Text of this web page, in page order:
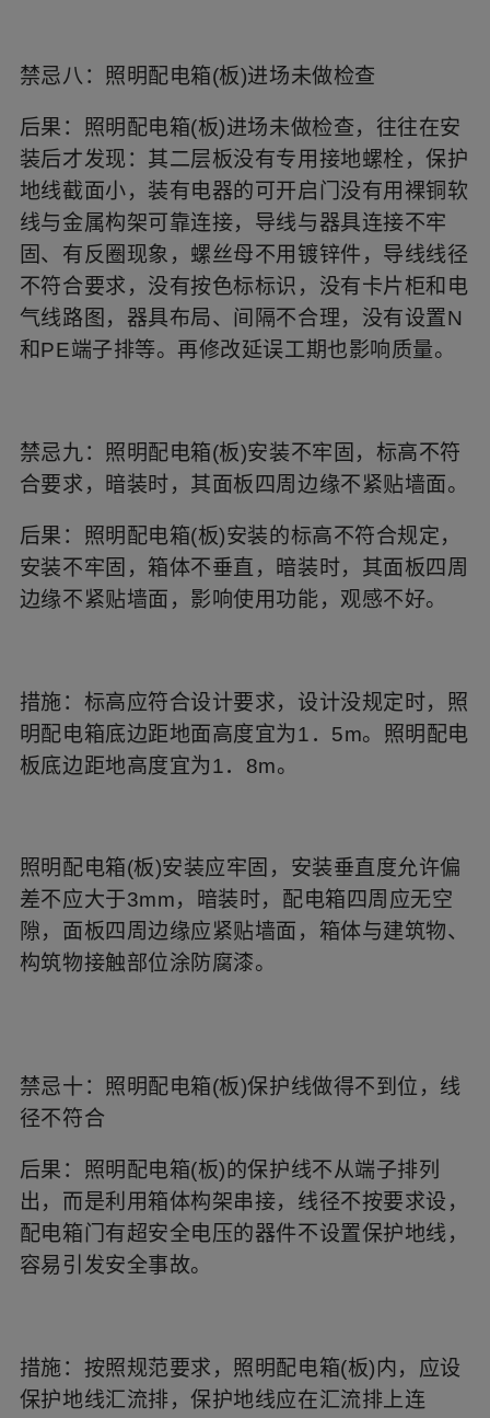
禁忌八：照明配电箱(板)进场未做检查
后果：照明配电箱(板)进场未做检查，往往在安
装后才发现：其二层板没有专用接地螺栓，保护
地线截面小，装有电器的可开启门没有用裸铜软
线与金属构架可靠连接，导线与器具连接不牢
固、有反圈现象，螺丝母不用镀锌件，导线线径
不符合要求，没有按色标标识，没有卡片柜和电
气线路图，器具布局、间隔不合理，没有设置N
和PE端子排等。再修改延误工期也影响质量。
禁忌九：照明配电箱(板)安装不牢固，标高不符
合要求，暗装时，其面板四周边缘不紧贴墙面。
后果：照明配电箱(板)安装的标高不符合规定，
安装不牢固，箱体不垂直，暗装时，其面板四周
边缘不紧贴墙面，影响使用功能，观感不好。
措施：标高应符合设计要求，设计没规定时，照
明配电箱底边距地面高度宜为1．5m。照明配电
板底边距地高度宜为1．8m。
照明配电箱(板)安装应牢固，安装垂直度允许偏
差不应大于3mm，暗装时，配电箱四周应无空
隙，面板四周边缘应紧贴墙面，箱体与建筑物、
构筑物接触部位涂防腐漆。
禁忌十：照明配电箱(板)保护线做得不到位，线
径不符合
后果：照明配电箱(板)的保护线不从端子排列
出，而是利用箱体构架串接，线径不按要求设，
配电箱门有超安全电压的器件不设置保护地线，
容易引发安全事故。
措施：按照规范要求，照明配电箱(板)内，应设
保护地线汇流排，保护地线应在汇流排上连